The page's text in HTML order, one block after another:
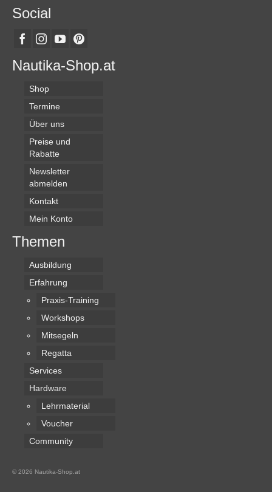
Social
Nautika-Shop.at
Shop
Termine
Über uns
Preise und
Rabatte
Newsletter
abmelden
Kontakt
Mein Konto
Themen
Ausbildung
Erfahrung
Praxis-Training
Workshops
Mitsegeln
Regatta
Services
Hardware
Lehrmaterial
Voucher
Community
© 2026 Nautika-Shop.at